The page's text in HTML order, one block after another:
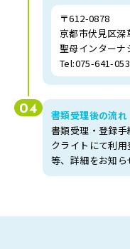
〒612-0878
京都市伏見区深
聖母インターナ
Tel:075-641-
04
書類受理後の流れ
書類受理・登録
クライトにて利
等、詳細をお知ら